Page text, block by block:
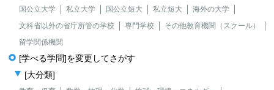
国公立大学 私立大学 国公立短大 私立短大
海外の大学
文科省以外の省庁所管の学校
専門学校
その他教育機関（スクール）
留学関係機関
[学べる学問]を変更してさがす
[大分類]